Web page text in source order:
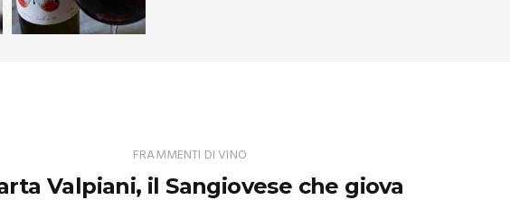
FRAMMENTI DI VINO
Valpiani, il Sangiovese che giova